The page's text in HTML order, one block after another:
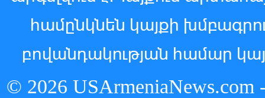
համընկնեն կայքի
բովանդակության համար
© 2026